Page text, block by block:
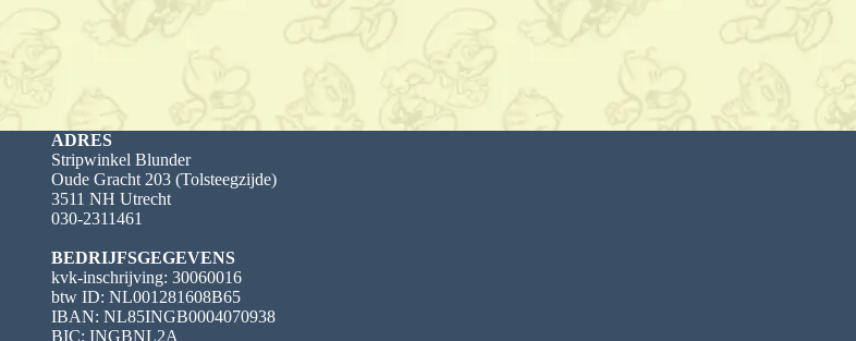
ADRES
Stripwinkel Blunder
Oude Gracht 203 (Tolsteegzijde)
3511 NH Utrecht
030-2311461
BEDRIJFSGEGEVENS
kvk-inschrijving: 30060016
btw ID: NL001281608B65
IBAN: NL85INGB0004070938
BIC: INGBNL2A